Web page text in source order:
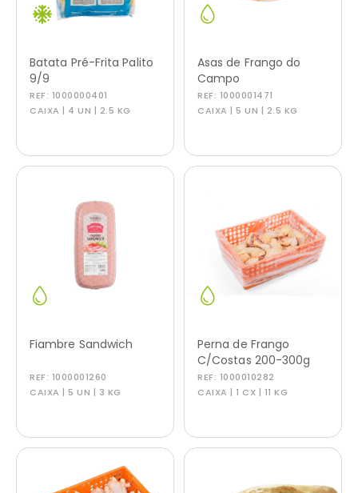
Batata Pré-Frita Palito
9/9
REF: 1000000401
CAIXA | 4 UN | 2.5 KG
Asas de Frango do
Campo
REF: 1000001471
CAIXA | 5 UN | 2.5 KG
Fiambre Sandwich
REF: 1000001260
CAIXA | 5 UN | 3 KG
Perna de Frango
C/Costas 200-300g
REF: 1000010282
CAIXA | 1 CX | 11 KG